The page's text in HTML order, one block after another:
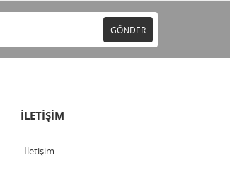
GÖNDER
İLETİŞİM
İletişim